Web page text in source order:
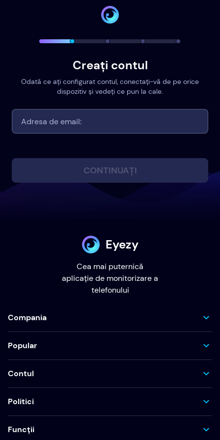
Creați contul
Odată ce ați configurat contul, conectați-vă de pe orice
dispozitiv și vedeți ce pun la cale.
CONTINUAȚI
Eyezy
Cea mai puternică
aplicație de monitorizare a
telefonului
Compania
Popular
Contul
Politici
Funcții